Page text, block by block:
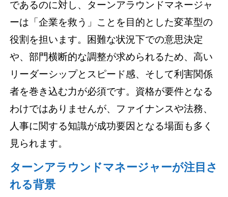
であるのに対し、ターンアラウンドマネージャ
ーは「企業を救う」ことを目的とした変革型の
役割を担います。困難な状況下での意思決定
や、部門横断的な調整が求められるため、高い
リーダーシップとスピード感、そして利害関係
者を巻き込む力が必須です。資格が要件となる
わけではありませんが、ファイナンスや法務、
人事に関する知識が成功要因となる場面も多く
見られます。
ターンアラウンドマネージャーが注目さ
れる背景